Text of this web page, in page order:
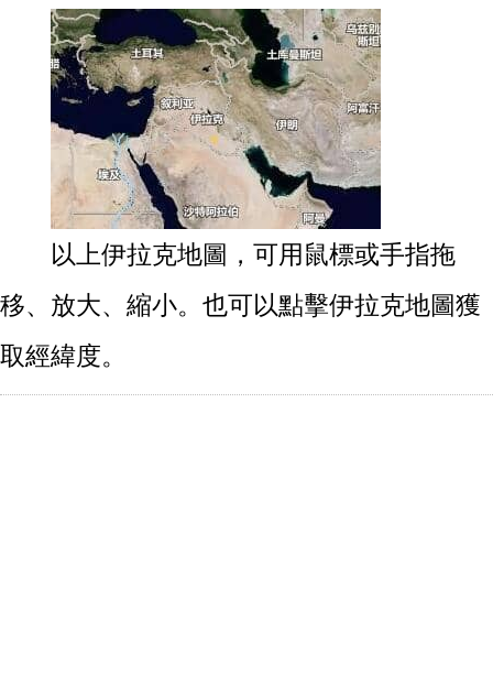
以上伊拉克地圖，可用鼠標或手指拖
移、放大、縮小。也可以點擊伊拉克地圖獲
取經緯度。